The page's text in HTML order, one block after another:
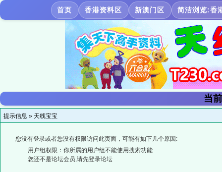
首页 香港资料区 新澳门区 简洁浏览:香
当
提示信息 » 天线宝宝
您没有登录或者您没有权限访问此页面，可能有如下几个原因:
用户组权限：你所属的用户组不能使用搜索功能
您还不是论坛会员,请先登录论坛